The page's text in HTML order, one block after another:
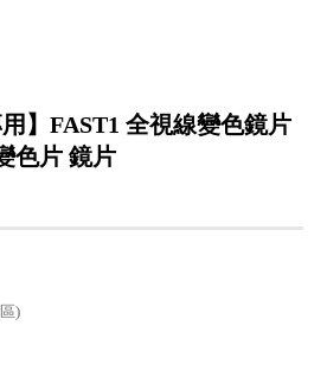
】FAST1 全視線變色鏡片
色片 鏡片
)